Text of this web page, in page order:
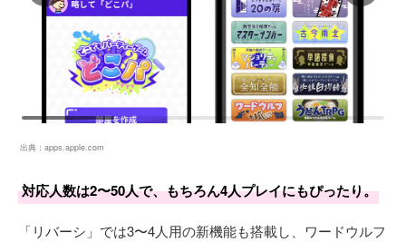
出典： apps.apple.com
対応人数は2〜50人で、もちろん4人プレイにもぴったり。
「リバーシ」では3〜4人用の新機能も搭載し、ワードウルフ